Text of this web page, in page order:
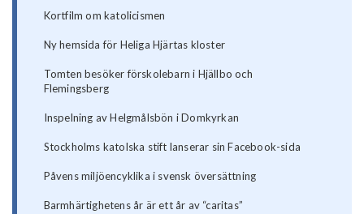
Kortfilm om katolicismen
Ny hemsida för Heliga Hjärtas kloster
Tomten besöker förskolebarn i Hjällbo och
Flemingsberg
Inspelning av Helgmålsbön i Domkyrkan
Stockholms katolska stift lanserar sin Facebook-sida
Påvens miljöencyklika i svensk översättning
Barmhärtighetens år är ett år av “caritas”